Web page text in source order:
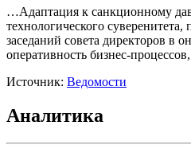
…Адаптация к санкционному
технологического
заседаний совета директоров в
оперативность бизнес-
Источник: Ведомости
Аналитика